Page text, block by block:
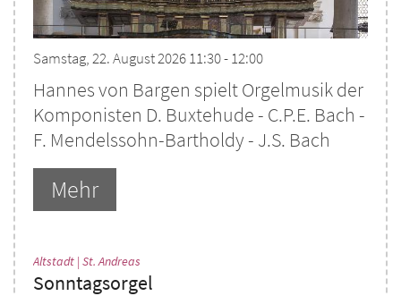
Samstag, 22. August 2026 11:30 - 12:00
Hannes von Bargen spielt Orgelmusik der
Komponisten D. Buxtehude - C.P.E. Bach -
F. Mendelssohn-Bartholdy - J.S. Bach
Mehr
Altstadt | St. Andreas
Sonntagsorgel